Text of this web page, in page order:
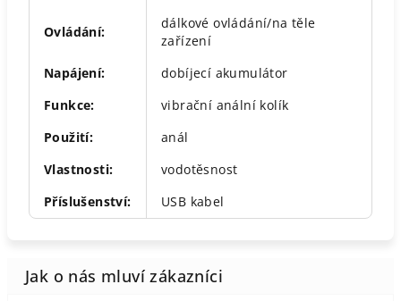
Ovládání:
dálkové ovládání/na těle
zařízení
Napájení:
dobíjecí akumulátor
Funkce:
vibrační anální kolík
Použití:
anál
Vlastnosti:
vodotěsnost
Příslušenství: USB kabel